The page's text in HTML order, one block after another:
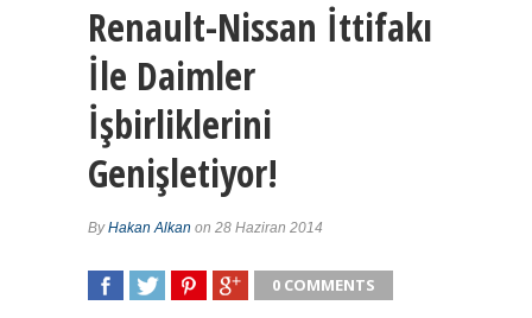
Renault-Nissan İttifakı
İle Daimler
İşbirliklerini
Genişletiyor!
ByHakan Alkan on 28 Haziran 2014
0 COMMENTS